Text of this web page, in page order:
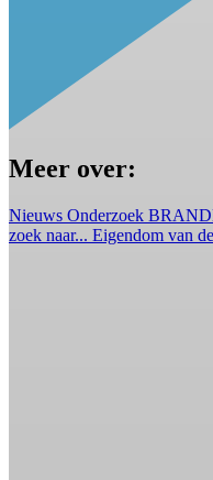
Meer over:
Nieuws Onderzoek
zoek naar... Eigendom van